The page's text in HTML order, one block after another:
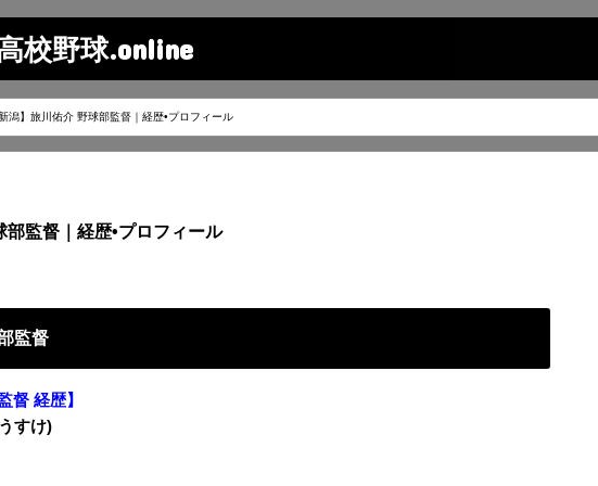
校野球.online
潟】旅川佑介 野球部監督｜経歴•プロフィール
部監督｜経歴•プロフィール
監督
督 経歴】
すけ)